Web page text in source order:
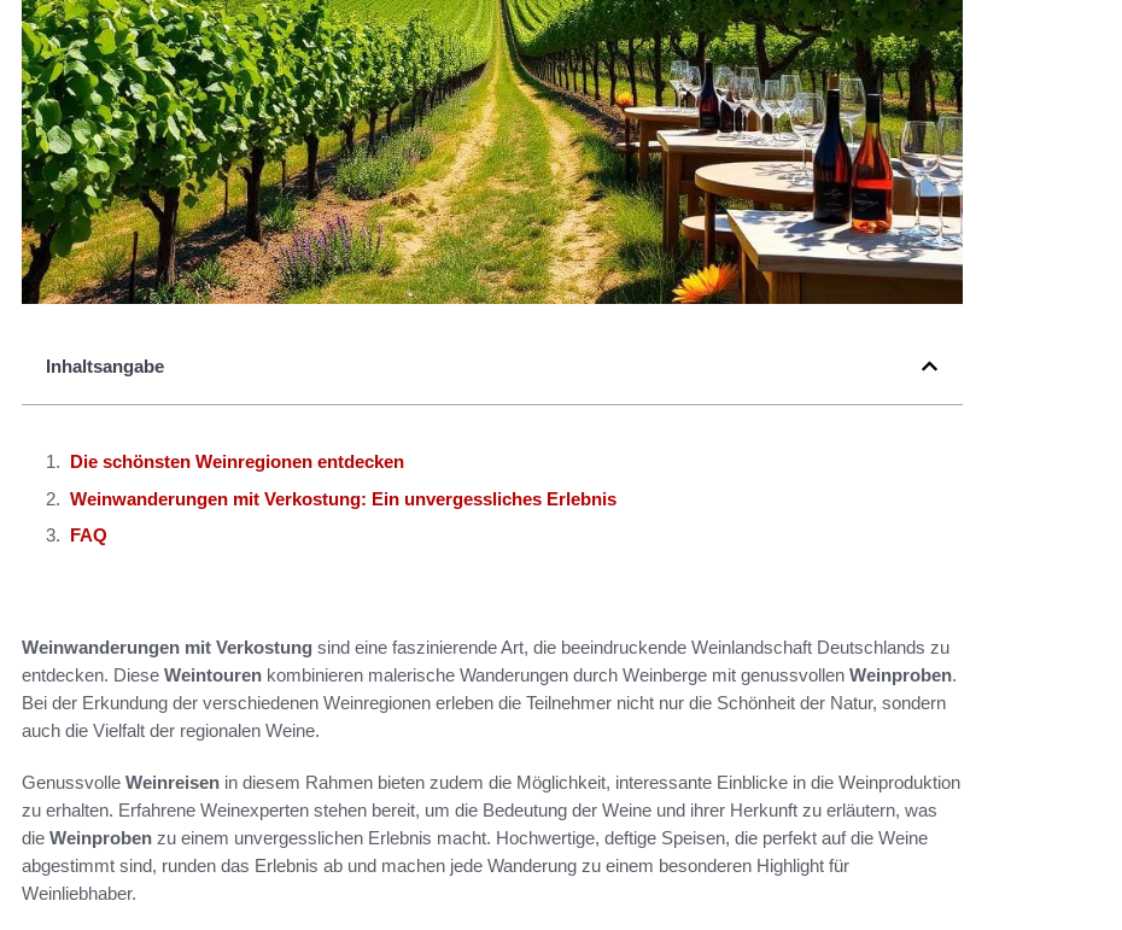
Inhaltsangabe
Die schönsten Weinregionen entdecken
Weinwanderungen mit Verkostung: Ein unvergessliches Erlebnis
FAQ
Weinwanderungen mit Verkostung sind eine faszinierende Art, die beeindruckende Weinlandschaft Deutschlands zu
entdecken. Diese Weintouren kombinieren malerische Wanderungen durch Weinberge mit genussvollen Weinproben.
Bei der Erkundung der verschiedenen Weinregionen erleben die Teilnehmer nicht nur die Schönheit der Natur, sondern
auch die Vielfalt der regionalen Weine.
Genussvolle Weinreisen in diesem Rahmen bieten zudem die Möglichkeit, interessante Einblicke in die Weinproduktion
zu erhalten. Erfahrene Weinexperten stehen bereit, um die Bedeutung der Weine und ihrer Herkunft zu erläutern, was
die Weinproben zu einem unvergesslichen Erlebnis macht. Hochwertige, deftige Speisen, die perfekt auf die Weine
abgestimmt sind, runden das Erlebnis ab und machen jede Wanderung zu einem besonderen Highlight für
Weinliebhaber.